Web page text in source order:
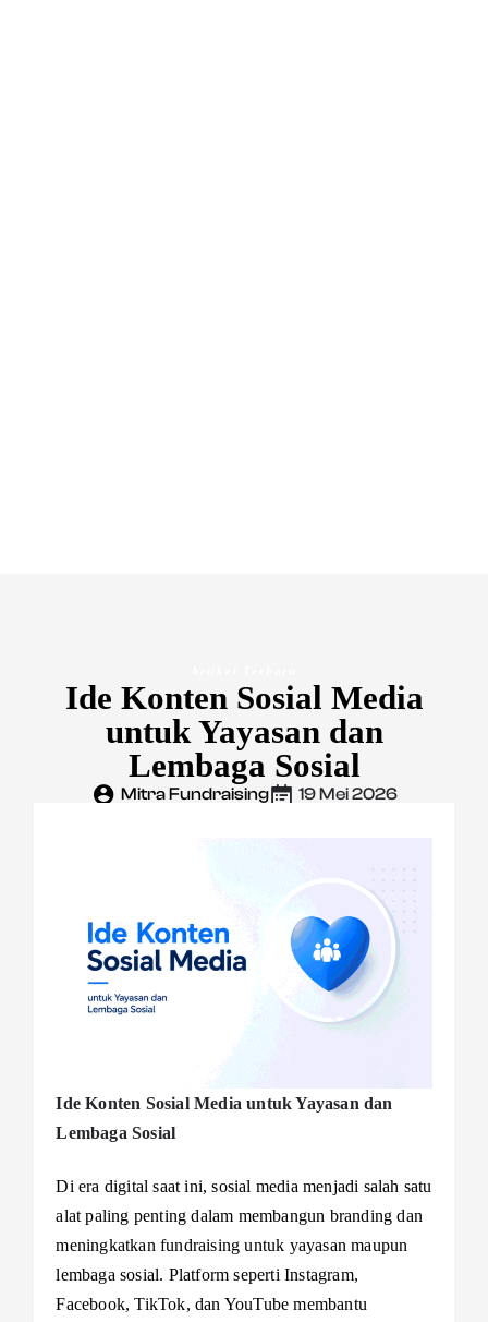
Ide Konten Sosial Media
untuk Yayasan dan
Lembaga Sosial
Mitra Fundraising 19 Mei 2026
Ide Konten Sosial Media untuk Yayasan dan
Lembaga Sosial
Di era digital saat ini, sosial media menjadi salah satu
alat paling penting dalam membangun branding dan
meningkatkan fundraising untuk yayasan maupun
lembaga sosial. Platform seperti Instagram,
Facebook, TikTok, dan YouTube membantu